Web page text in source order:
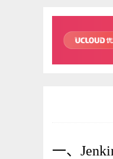
一、